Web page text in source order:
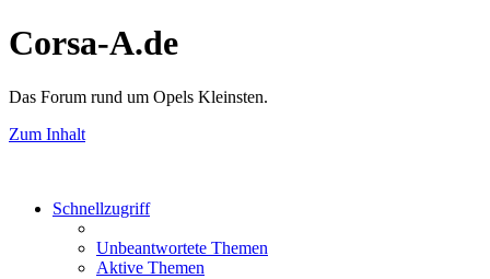
Corsa-A.de
Das Forum rund um Opels Kleinsten.
Zum Inhalt
Schnellzugriff
Unbeantwortete Themen
Aktive Themen